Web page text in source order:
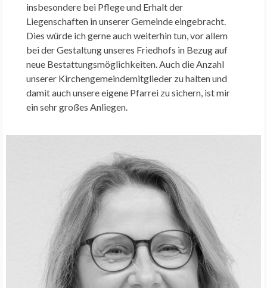
insbesondere bei Pflege und Erhalt der
Liegenschaften in unserer Gemeinde eingebracht.
Dies würde ich gerne auch weiterhin tun, vor allem
bei der Gestaltung unseres Friedhofs in Bezug auf
neue Bestattungsmöglichkeiten. Auch die Anzahl
unserer Kirchengemeindemitglieder zu halten und
damit auch unsere eigene Pfarrei zu sichern, ist mir
ein sehr großes Anliegen.